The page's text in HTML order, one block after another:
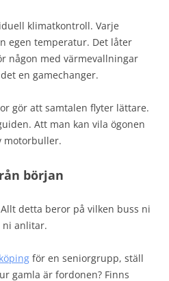
klimatkontroll. Varje
egen temperatur. Det låter
någon med värmevallningar
en gamechanger.
gör att samtalen flyter lättare.
Att man kan vila ögonen
motorbuller.
början
detta beror på vilken buss ni
ni anlitar.
för en seniorgrupp, ställ
gamla är fordonen? Finns